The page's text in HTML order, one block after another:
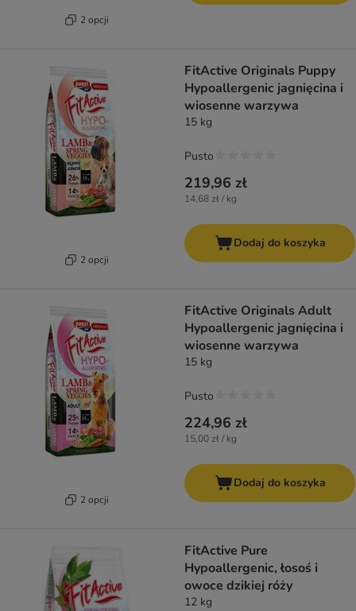
2 opcji
2 opcji
FitActive Originals Puppy
Hypoallergenic jagnięcina i
wiosenne warzywa
15 kg
219,96 zł
14,68 zł / kg
Pusto
Dodaj do koszyka
2 opcji
FitActive Originals Adult
Hypoallergenic jagnięcina i
wiosenne warzywa
15 kg
224,96 zł
15,00 zł / kg
Pusto
Dodaj do koszyka
FitActive Pure
Hypoallergenic, łosoś i
owoce dzikiej róży
12 kg